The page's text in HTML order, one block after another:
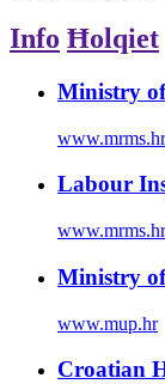
Info Ħolqiet
Ministry
www.mrms.hr
Labour
www.mrms.hr
Ministry
www.mup.hr
Croatian